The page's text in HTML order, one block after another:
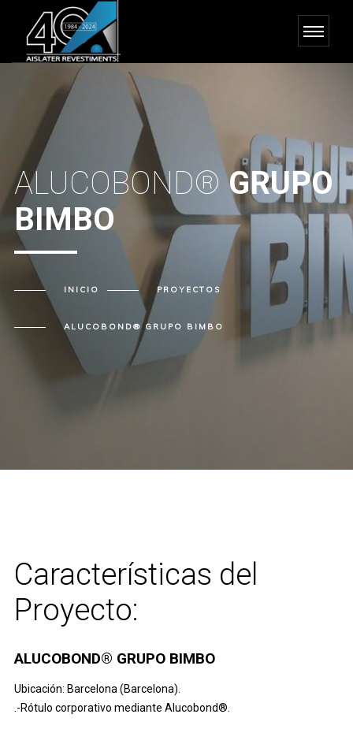
ALUCOBOND®GRUPO
BIMBO
INICIO PROYECTOS
ALUCOBOND® GRUPO BIMBO
Características del
Proyecto:
ALUCOBOND® GRUPO BIMBO
Ubicación: Barcelona (Barcelona).
.-Rótulo corporativo mediante Alucobond®.